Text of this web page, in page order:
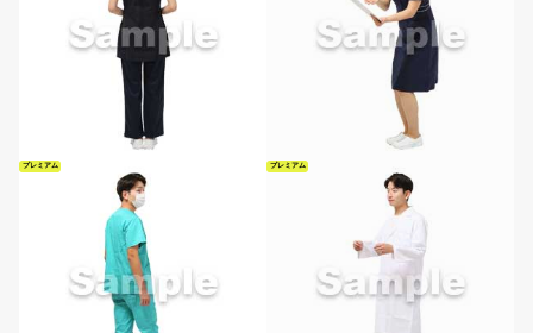
プレミアム プレミアム